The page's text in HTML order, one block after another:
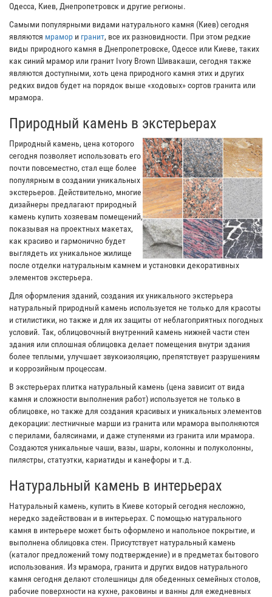
Одесса, Киев, Днепропетровск и другие регионы.
Самыми популярными видами натурального камня (Киев) сегодня
являются мрамор и гранит, все их разновидности. При этом редкие
виды природного камня в Днепропетровске, Одессе или Киеве, таких
как синий мрамор или гранит Ivory Brown Шивакаши, сегодня также
являются доступными, хоть цена природного камня этих и других
редких видов будет на порядок выше «ходовых» сортов гранита или
мрамора.
Природный камень в экстерьерах
Природный камень, цена которого
сегодня позволяет использовать его
почти повсеместно, стал еще более
популярным в создании уникальных
экстерьеров. Действительно, многие
дизайнеры предлагают природный
камень купить хозяевам помещений,
показывая на проектных макетах,
как красиво и гармонично будет
выглядеть их уникальное жилище
после отделки натуральным камнем и установки декоративных
элементов экстерьера.
Для оформления зданий, создания их уникального экстерьера
натуральный природный камень используется не только для красоты
и стилистики, но также и для их защиты от неблагоприятных погодных
условий. Так, облицовочный внутренний камень нижней части стен
здания или сплошная облицовка делает помещения внутри здания
более теплыми, улучшает звукоизоляцию, препятствует разрушениям
и коррозийным процессам.
В экстерьерах плитка натуральный камень (цена зависит от вида
камня и сложности выполнения работ) используется не только в
облицовке, но также для создания красивых и уникальных элементов
декорации: лестничные марши из гранита или мрамора выполняются
с перилами, балясинами, и даже ступенями из гранита или мрамора.
Создаются уникальные чаши, вазы, шары, колонны и полуколонны,
пилястры, статуэтки, кариатиды и канефоры и т.д.
Натуральный камень в интерьерах
Натуральный камень, купить в Киеве который сегодня несложно,
нередко задействован и в интерьерах. С помощью натурального
камня в интерьере может быть оформлено и напольное покрытие, и
выполнена облицовка стен. Присутствует натуральный камень
(каталог предложений тому подтверждение) и в предметах бытового
использования. Из мрамора, гранита и других видов натурального
камня сегодня делают столешницы для обеденных семейных столов,
рабочие поверхности на кухне, раковины и ванны для ежедневных